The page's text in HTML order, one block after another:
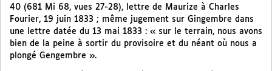
40 (681 Mi 68, vues 27-28), lettre de Maurize à Charles
Fourier, 19 juin 1833 ; même jugement sur Gingembre dans
une lettre datée du 13 mai 1833 : « sur le terrain, nous avons
bien de la peine à sortir du provisoire et du néant où nous a
plongé Gengembre ».